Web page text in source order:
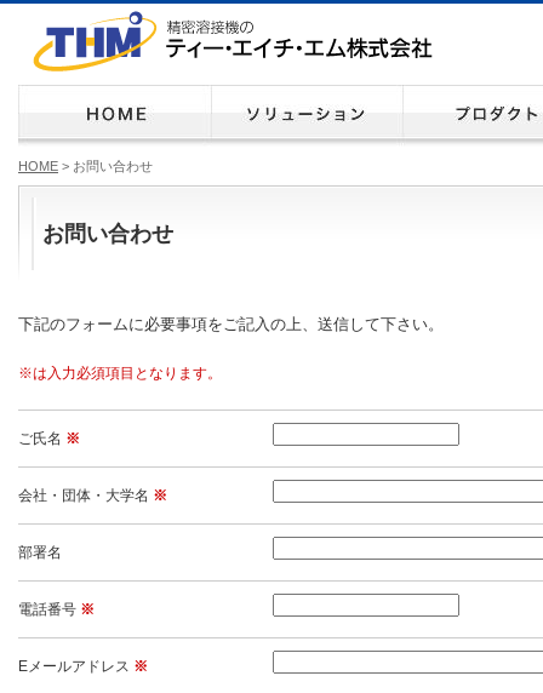
HOME > お問い合わせ
お問い合わせ
下記のフォームに必要事項をご記入の上、送信して下さい。
※は入力必須項目となります。
ご氏名 ※
会社・団体・大学名 ※
部署名
電話番号 ※
Eメールアドレス ※